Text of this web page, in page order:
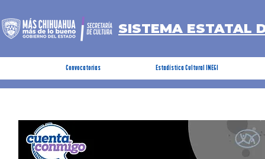
SISTEMA ESTATAL
Convocatorias Estadística Cultural INEGI